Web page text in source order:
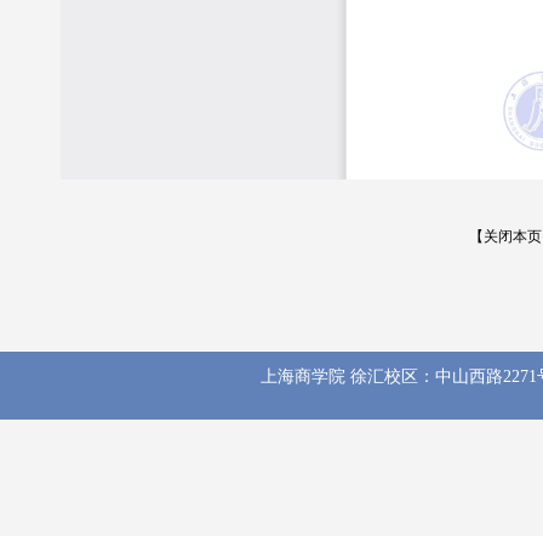
【关闭本
上海商学院 徐汇校区：中山西路